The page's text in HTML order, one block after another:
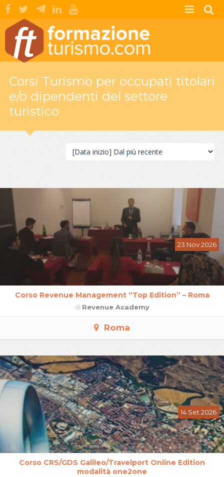
Corsi Turismo per occupati titolari
e/o dipendenti del settore
turistico
Corso Revenue Management “Top Edition” – Roma
di Revenue Academy
23 Nov 2026
Roma
Corso CRS/GDS Galileo/Travelport Online Edition
modalità one2one
14 Set 2026